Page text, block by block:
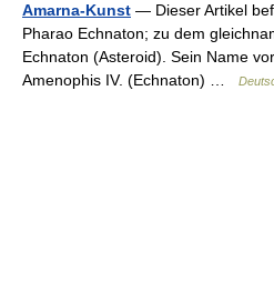
Amarna-Kunst — Dieser Artikel
Pharao Echnaton; zu dem
Echnaton (Asteroid). Sein Name
Amenophis IV. (Echnaton) …